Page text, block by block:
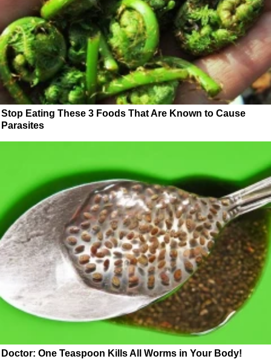
Stop Eating These 3 Foods That Are Known to Cause
Parasites
Doctor: One Teaspoon Kills All Worms in Your Body!